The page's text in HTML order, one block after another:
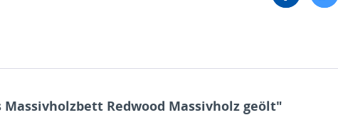
Redwood Massivholz geölt"